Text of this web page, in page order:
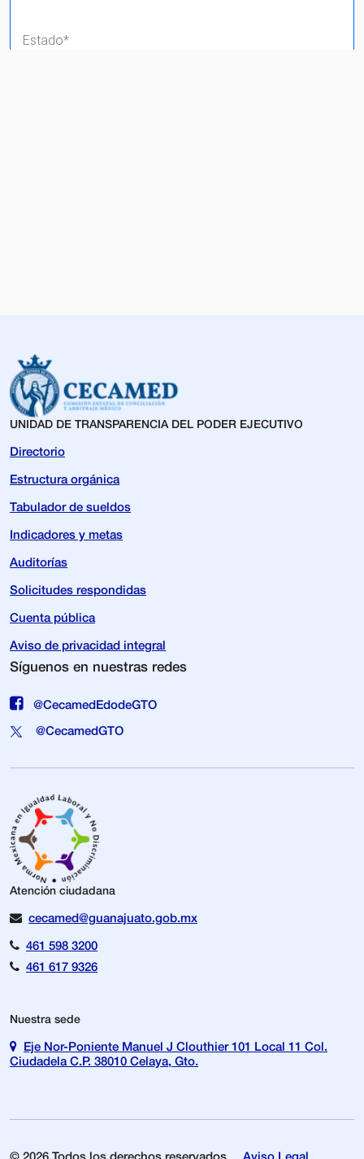
UNIDAD DE TRANSPARENCIA DEL PODER EJECUTIVO
Directorio
Estructura orgánica
Tabulador de sueldos
Indicadores y metas
Auditorías
Solicitudes respondidas
Cuenta pública
Aviso de privacidad integral
Síguenos en nuestras redes
@CecamedEdodeGTO
@CecamedGTO
Atención ciudadana
cecamed@guanajuato.gob.mx
461 598 3200
461 617 9326
Nuestra sede
Eje Nor-Poniente Manuel J Clouthier 101 Local 11 Col.
Ciudadela C.P. 38010 Celaya, Gto.
© 2026 Todos los derechos reservados Aviso Legal